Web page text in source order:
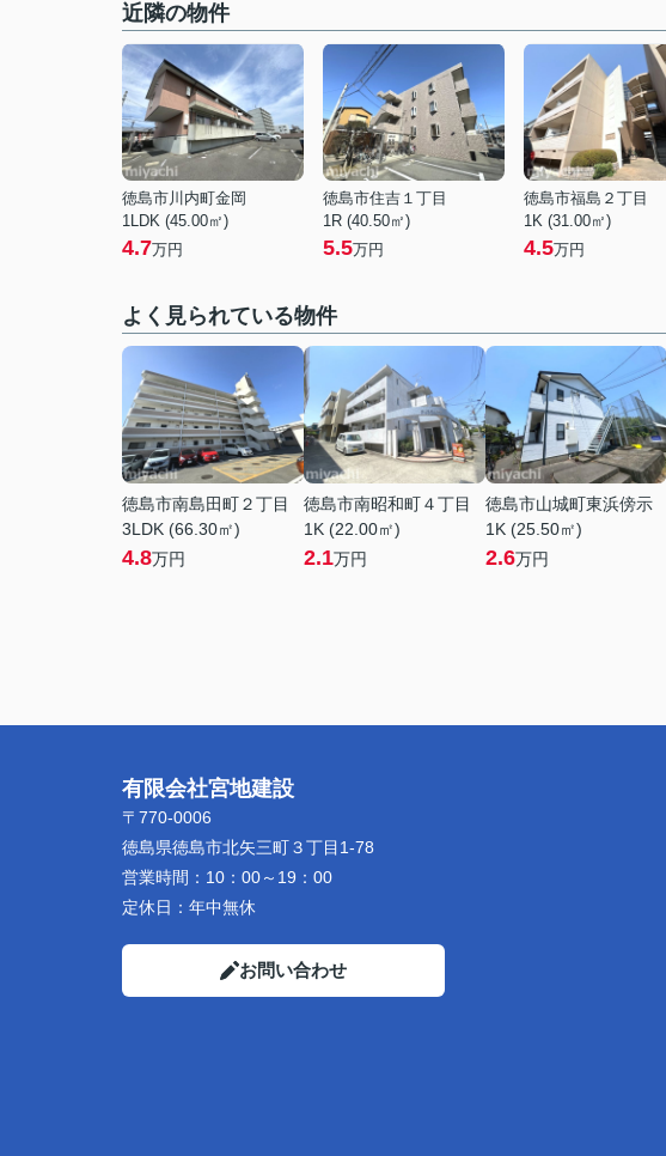
近隣の物件
徳島市川内町金岡
1LDK (45.00㎡)
4.7万円
徳島市住吉１丁目
1R (40.50㎡)
5.5万円
徳島市福島２丁目
1K (31.00㎡)
4.5万円
よく見られている物件
徳島市南島田町２丁目
3LDK (66.30㎡)
4.8万円
徳島市南昭和町４丁目
1K (22.00㎡)
2.1万円
徳島市山城町東浜傍示
1K (25.50㎡)
2.6万円
有限会社宮地建設
〒770-0006
徳島県徳島市北矢三町３丁目1-78
営業時間： 10：00～19：00
定休日： 年中無休
お問い合わせ